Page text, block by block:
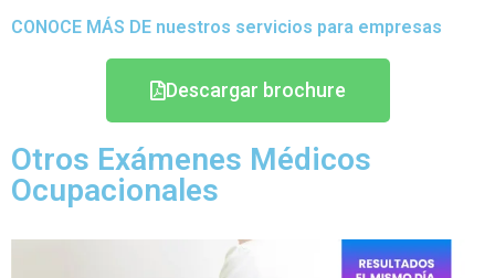
CONOCE MÁS DE nuestros servicios para empresas
Descargar brochure
Otros Exámenes Médicos
Ocupacionales